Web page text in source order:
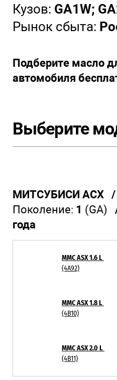
Кузов: GA1W;
Рынок сбыта:
Подберите масло
автомобиля
Выберите
МИТСУБИСИ АСХ /
Поколение: 1 (GA)
года
MMC ASX 1.6 L
(4A92)
MMC ASX 1.8 L
(4B10)
MMC ASX 2.0 L
(4B11)